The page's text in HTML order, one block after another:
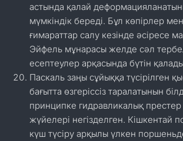
астында қалай
мүмкіндік береді. Бұл көпірлер
ғимараттар салу кезінде әсіресе
Эйфель мұнарасы желде сәл
есептеулер арқасында бүтін
Паскаль заңы сұйыққа түсірілген
бағытта өзгеріссіз таралатынын
принципке гидравликалық
жүйелері негізделген. Кішкентай
күш түсіру арқылы үлкен